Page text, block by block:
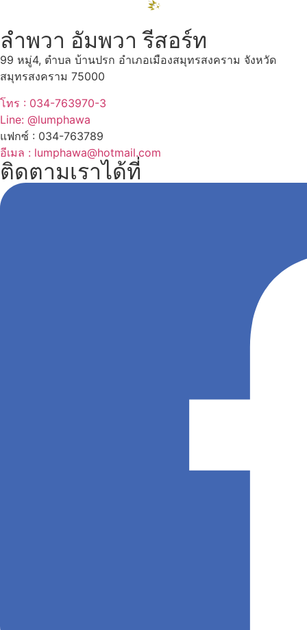
ลำพวา อัมพวา รีสอร์ท
99 หมู่4, ตำบล บ้านปรก อำเภอเมืองสมุทรสงคราม จังหวัด
สมุทรสงคราม 75000
โทร : 034-763970-3
Line: @lumphawa
แฟกซ์ : 034-763789
อีเมล : lumphawa@hotmail.com
ติดตามเราได้ที่